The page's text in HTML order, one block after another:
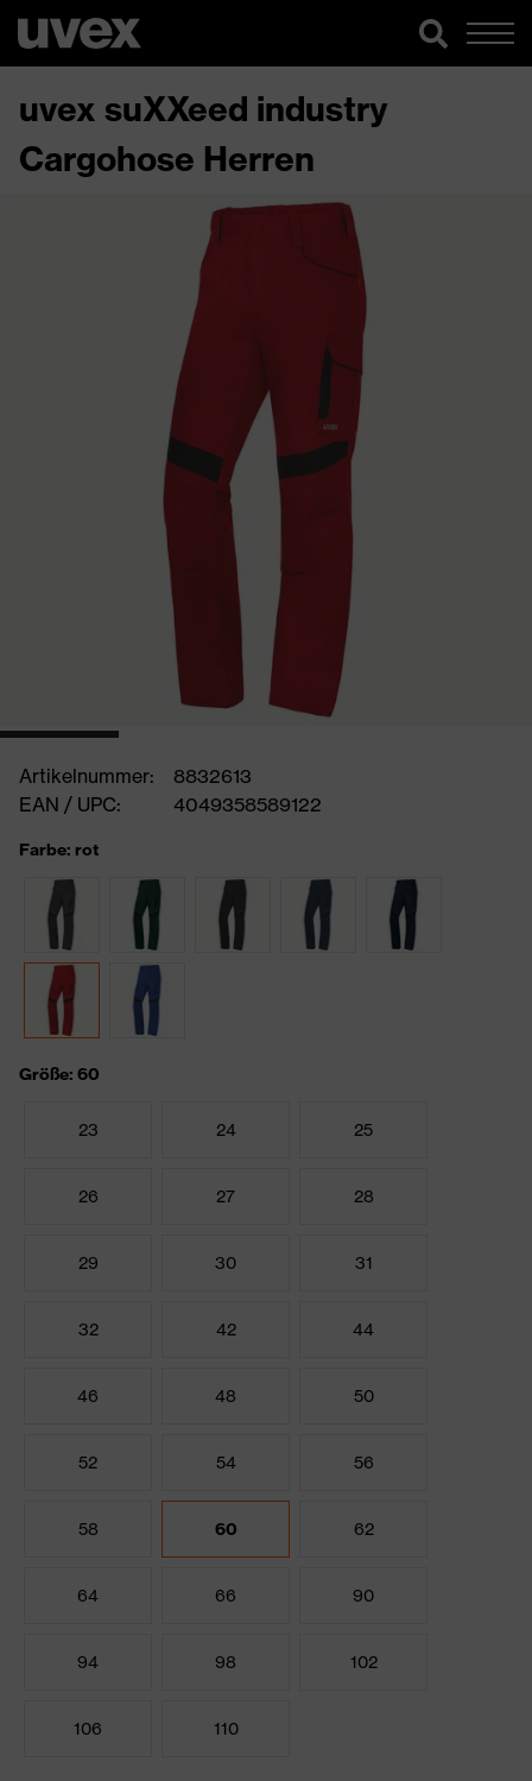
uvex suXXeed industry
Cargohose Herren
Artikelnummer:
8832613
EAN / UPC:
4049358589122
Farbe: rot
Größe: 60
23 24 25
26 27 28
29 30 31
32 42 44
46 48 50
52 54 56
58 60 62
64 66 90
94 98 102
106 110